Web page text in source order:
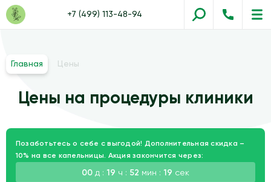
+7 (499) 113-48-94
Главная Цены
Цены на процедуры клиники
Позаботьтесь о себе с выгодой! Дополнительная скидка –
10% на все капельницы. Акция закончится через:
00 д : 19 ч : 52 мин : 18 сек